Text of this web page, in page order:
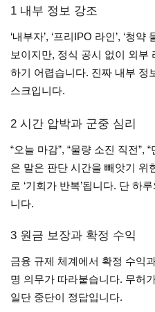
1 내부 정보 강조
‘내부자’, ‘프리IPO 라인’, ‘청
보이지만, 정식 공시 없이 외부
하기 어렵습니다. 진짜 내부 정
스크입니다.
2 시간 압박과 군중 심리
“오늘 마감”, “물량 소진 직전”,
은 말은 판단 시간을 빼앗기 위
로 ‘기회가 반복’됩니다. 단 하
니다.
3 원금 보장과 확정 수익
금융 규제 체계에서 확정 수익
명 의무가 따라붙습니다. 무허
일단 중단이 정답입니다.